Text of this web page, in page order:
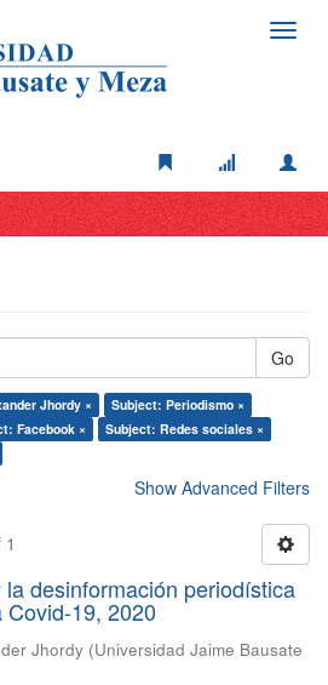
Go
Jhordy ×
Subject: Periodismo ×
Facebook ×
Subject: Redes sociales ×
Show Advanced Filters
desinformación periodística
19, 2020
Jhordy (Universidad Jaime Bausate